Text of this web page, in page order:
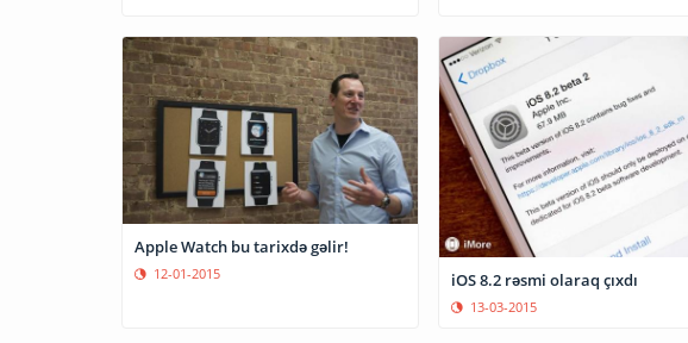
Apple Watch bu tarixdə gəlir!
12-01-2015 iOS 8.2 rəsmi olaraq çıxdı
13-03-2015